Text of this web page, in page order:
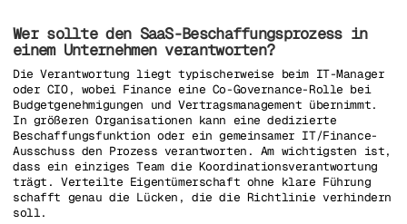
Wer sollte den SaaS-Beschaffungsprozess in
einem Unternehmen verantworten?
Die Verantwortung liegt typischerweise beim IT-Manager
oder CIO, wobei Finance eine Co-Governance-Rolle bei
Budgetgenehmigungen und Vertragsmanagement übernimmt.
In größeren Organisationen kann eine dedizierte
Beschaffungsfunktion oder ein gemeinsamer IT/Finance-
Ausschuss den Prozess verantworten. Am wichtigsten ist,
dass ein einziges Team die Koordinationsverantwortung
trägt. Verteilte Eigentümerschaft ohne klare Führung
schafft genau die Lücken, die die Richtlinie verhindern
soll.